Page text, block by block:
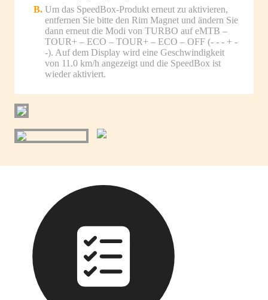
Um das SpeedBox-Produkt erneut zu aktivieren,
entfernen Sie bitte den Rim Magnet und ändern Sie
dann erneut die Modi von TURBO auf eMTB –
TOUR+ – ECO – TOUR+ – ECO – OFF (- - - + -
-). Auf dem Display wird eine Geschwindigkeit
von 11.0 km/h angezeigt und die SpeedBox ist
wieder aktiviert.